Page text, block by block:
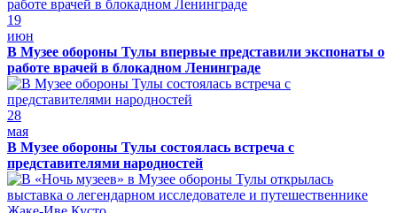
19
июн
В Музее обороны Тулы впервые представили экспонаты о
работе врачей в блокадном Ленинграде
28
мая
В Музее обороны Тулы состоялась встреча с
представителями народностей